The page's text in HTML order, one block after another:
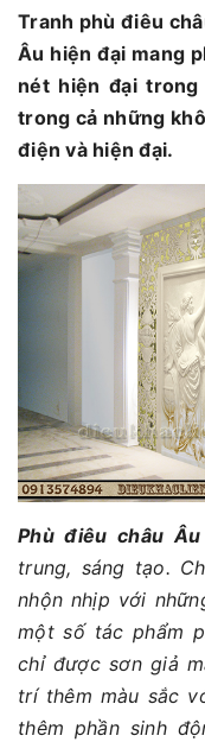
Tranh phù điêu
Âu hiện đại mang
nét hiện đại
trong cả những
điện và hiện đại.
Phù điêu châu Âu
trung, sáng tạo.
nhộn nhịp với
một số tác phẩm
chỉ được sơn giả
trí thêm màu sắc
thêm phần sinh